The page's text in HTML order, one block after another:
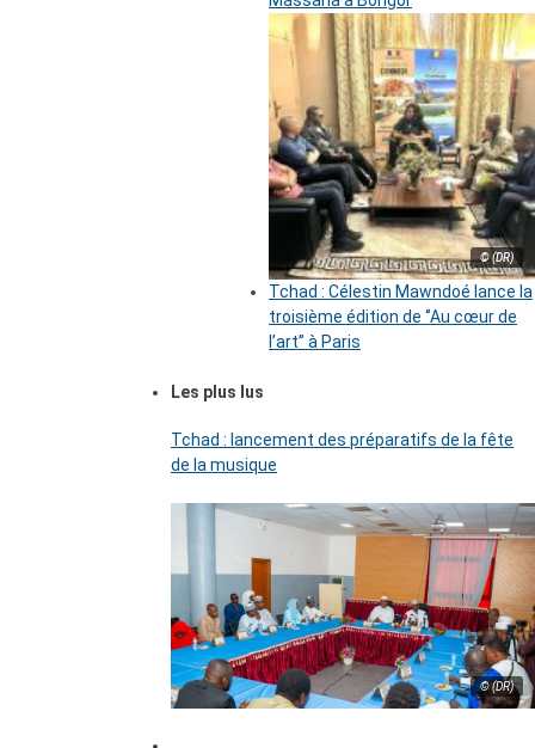
© (DR)
Tchad : Célestin Mawndoé lance la
troisième édition de ‘’Au cœur de
l’art’’ à Paris
Les plus lus
Tchad : lancement des préparatifs de la fête
de la musique
© (DR)